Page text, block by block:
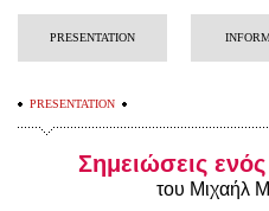
Search
Sign up/Sign in
Search your order
PRESENTATION
PRESENTATION
Σημειώσεις
του Μιχαήλ